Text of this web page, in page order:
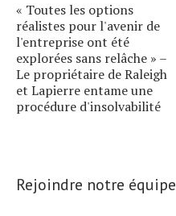
« Toutes les options
réalistes pour l'avenir de
l'entreprise ont été
explorées sans relâche » –
Le propriétaire de Raleigh
et Lapierre entame une
procédure d'insolvabilité
Rejoindre notre équipe